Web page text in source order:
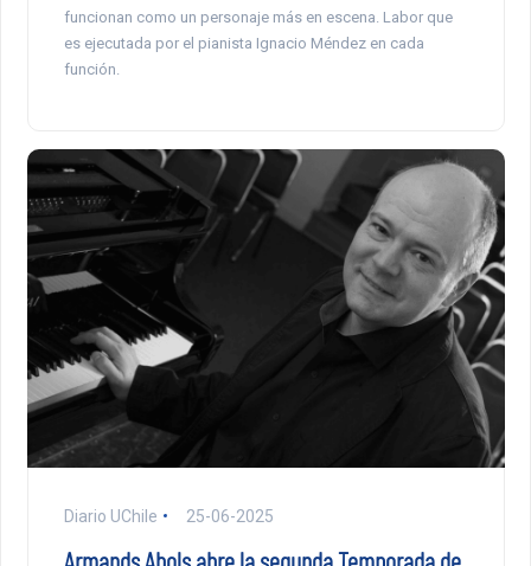
funcionan como un personaje más en escena. Labor que
es ejecutada por el pianista Ignacio Méndez en cada
función.
Diario UChile 25-06-2025
Armands Abols abre la segunda Temporada de